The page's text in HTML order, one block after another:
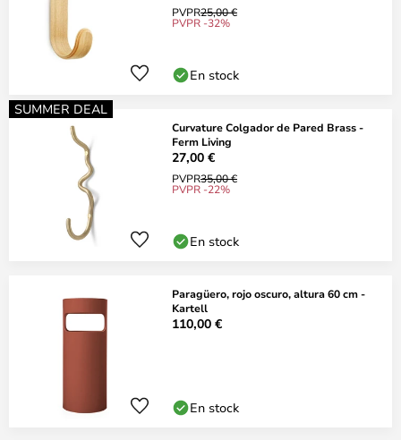
PVPR25,00 €
PVPR -32%
En stock
SUMMER DEAL
Curvature Colgador de Pared Brass -
Ferm Living
27,00 €
PVPR35,00 €
PVPR -22%
En stock
Paragüero, rojo oscuro, altura 60 cm -
Kartell
110,00 €
En stock